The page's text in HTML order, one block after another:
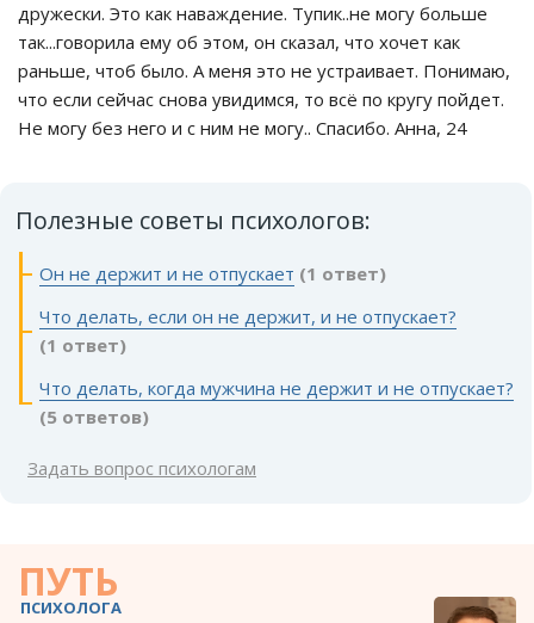
дружески. Это как наваждение. Тупик..не могу больше
так...говорила ему об этом, он сказал, что хочет как
раньше, чтоб было. А меня это не устраивает. Понимаю,
что если сейчас снова увидимся, то всё по кругу пойдет.
Не могу без него и с ним не могу.. Спасибо. Анна, 24
Полезные советы психологов:
Он не держит и не отпускает (1 ответ)
Что делать, если он не держит, и не отпускает?
(1 ответ)
Что делать, когда мужчина не держит и не отпускает?
(5 ответов)
Задать вопрос психологам
ПУТЬ
ПСИХОЛОГА